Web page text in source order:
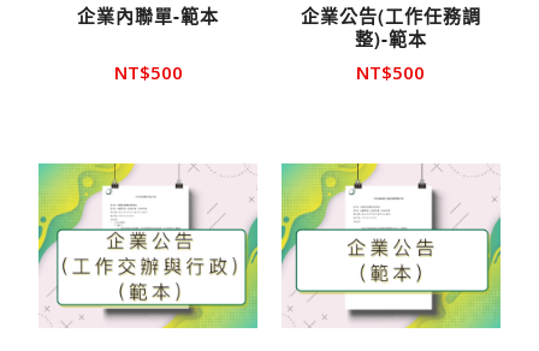
企業內聯單-範本
NT$500
企業公告(工作任務調
整)-範本
NT$500